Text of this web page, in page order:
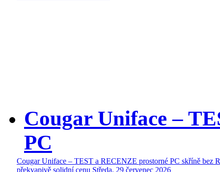
Cougar Uniface –
PC
Cougar Uniface – TEST a RECENZE prostorné PC skříně bez
překvapivě solidní cenu Středa, 29 červenec 2026